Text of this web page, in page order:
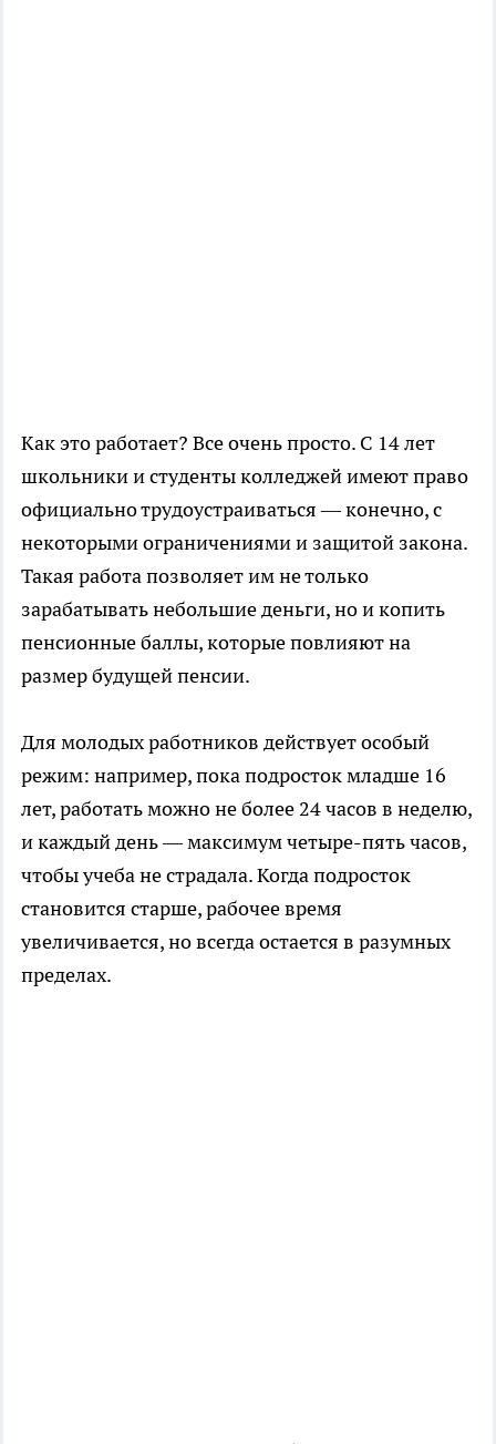
Как это работает? Все очень просто. С 14 лет
школьники и студенты колледжей имеют право
официально трудоустраиваться — конечно, с
некоторыми ограничениями и защитой закона.
Такая работа позволяет им не только
зарабатывать небольшие деньги, но и копить
пенсионные баллы, которые повлияют на
размер будущей пенсии.
Для молодых работников действует особый
режим: например, пока подросток младше 16
лет, работать можно не более 24 часов в неделю,
и каждый день — максимум четыре-пять часов,
чтобы учеба не страдала. Когда подросток
становится старше, рабочее время
увеличивается, но всегда остается в разумных
пределах.